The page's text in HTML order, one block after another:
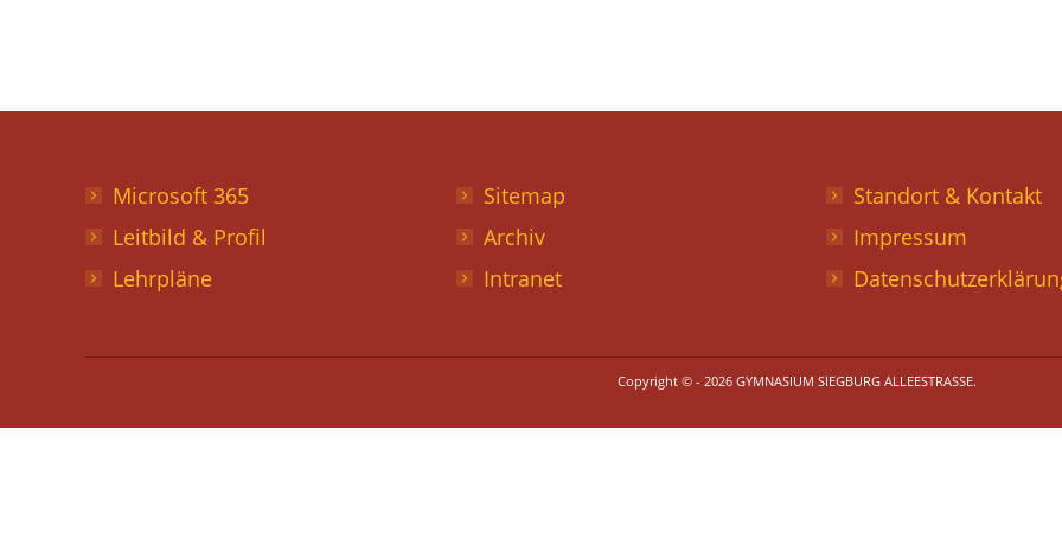
Microsoft 365
Leitbild & Profil
Lehrpläne
Sitemap
Archiv
Intranet
Standort & Kontakt
Impressum
Copyright © - 2026 GYMNASIUM SIEGBURG ALLEESTRASSE.